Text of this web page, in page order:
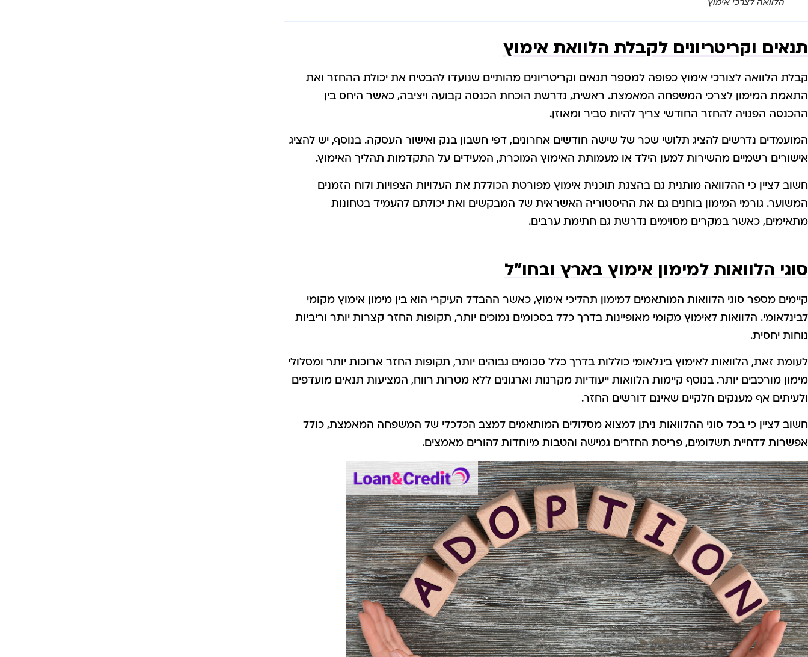
תנאים וקריטריונים לקבלת הלוואת אימוץ
קבלת הלוואה לצורכי אימוץ כפופה למספר תנאים וקריטריונים מהותיים שנועדו להבטיח את יכולת ההחזר ואת
התאמת המימון לצרכי המשפחה המאמצת. ראשית, נדרשת הוכחת הכנסה קבועה ויציבה, כאשר היחס בין
ההכנסה הפנויה להחזר החודשי צריך להיות סביר ומאוזן.
המועמדים נדרשים להציג תלושי שכר של שישה חודשים אחרונים, דפי חשבון בנק ואישור העסקה. בנוסף, יש להציג
אישורים רשמיים מהשירות למען הילד או מעמותת האימוץ המוכרת, המעידים על התקדמות תהליך האימוץ.
חשוב לציין כי ההלוואה מותנית גם בהצגת תוכנית אימוץ מפורטת הכוללת את העלויות הצפויות ולוח הזמנים
המשוער. גורמי המימון בוחנים גם את ההיסטוריה האשראית של המבקשים ואת יכולתם להעמיד בטחונות
מתאימים, כאשר במקרים מסוימים נדרשת גם חתימת ערבים.
סוגי הלוואות למימון אימוץ בארץ ובחו"ל
קיימים מספר סוגי הלוואות המותאמים למימון תהליכי אימוץ, כאשר ההבדל העיקרי הוא בין מימון אימוץ מקומי
לבינלאומי. הלוואות לאימוץ מקומי מאופיינות בדרך כלל בסכומים נמוכים יותר, תקופות החזר קצרות יותר וריביות
נוחות יחסית.
לעומת זאת, הלוואות לאימוץ בינלאומי כוללות בדרך כלל סכומים גבוהים יותר, תקופות החזר ארוכות יותר ומסלולי
מימון מורכבים יותר. בנוסף קיימות הלוואות ייעודיות מקרנות וארגונים ללא מטרות רווח, המציעות תנאים מועדפים
ולעיתים אף מענקים חלקיים שאינם דורשים החזר.
חשוב לציין כי בכל סוגי ההלוואות ניתן למצוא מסלולים המותאמים למצב הכלכלי של המשפחה המאמצת, כולל
אפשרות לדחיית תשלומים, פריסת החזרים גמישה והטבות מיוחדות להורים מאמצים.